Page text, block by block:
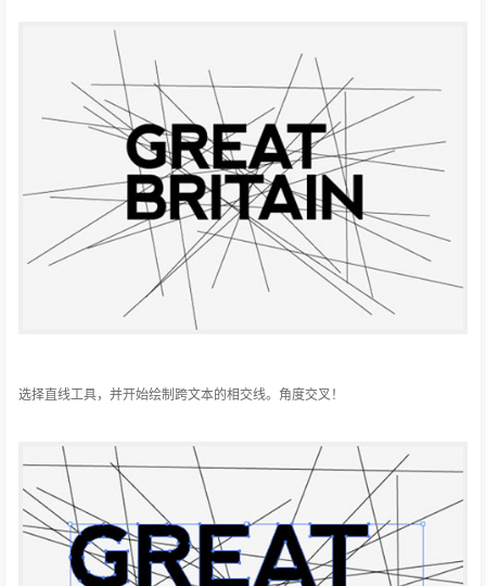
选择直线工具，并开始绘制跨文本的相交线。 角度交叉 ！